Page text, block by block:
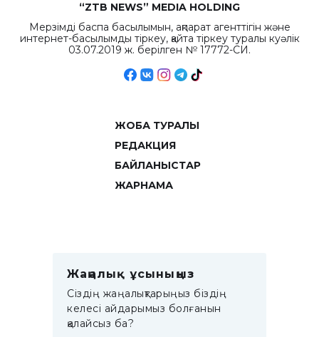
“ZTB NEWS” MEDIA HOLDING
Мерзімді баспа басылымын, ақпарат агенттігін және
интернет-басылымды тіркеу, қайта тіркеу туралы куәлік
03.07.2019 ж. берілген № 17772-СИ.
ЖОБА ТУРАЛЫ
РЕДАКЦИЯ
БАЙЛАНЫСТАР
ЖАРНАМА
Жаңалық ұсыныңыз
Сіздің жаңалықтарыңыз біздің
келесі айдарымыз болғанын
қалайсыз ба?